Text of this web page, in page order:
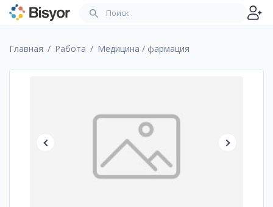
Главная Работа Медицина / фармация